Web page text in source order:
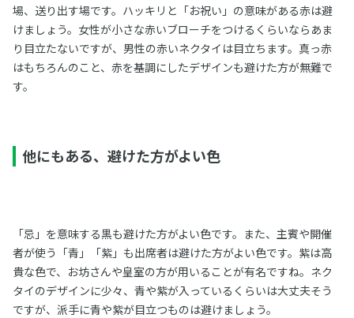
場、送り出す場です。ハッキリと「お祝い」の意味がある赤は避
けましょう。女性が小さな赤いブローチをつけるくらいならあま
り目立たないですが、男性の赤いネクタイは目立ちます。真っ赤
はもちろんのこと、赤を基調にしたデザインも避けた方が無難で
す。
他にもある、避けた方がよい色
「忌」を意味する黒も避けた方がよい色です。また、主賓や開催
者が使う「青」「紫」も出席者は避けた方がよい色です。紫は高
貴な色で、お坊さんや皇室の方が用いることが有名ですね。ネク
タイのデザインに少々、青や紫が入っているくらいは大丈夫そう
ですが、派手に青や紫が目立つものは避けましょう。